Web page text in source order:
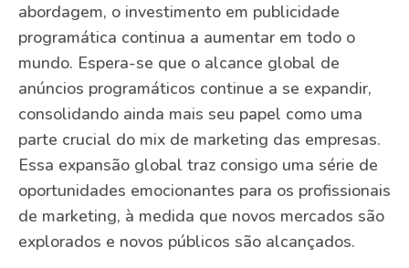
abordagem, o investimento em publicidade
programática continua a aumentar em todo o
mundo. Espera-se que o alcance global de
anúncios programáticos continue a se expandir,
consolidando ainda mais seu papel como uma
parte crucial do mix de marketing das empresas.
Essa expansão global traz consigo uma série de
oportunidades emocionantes para os profissionais
de marketing, à medida que novos mercados são
explorados e novos públicos são alcançados.